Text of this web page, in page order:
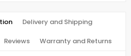
Delivery and Shipping
Reviews Warranty and Returns